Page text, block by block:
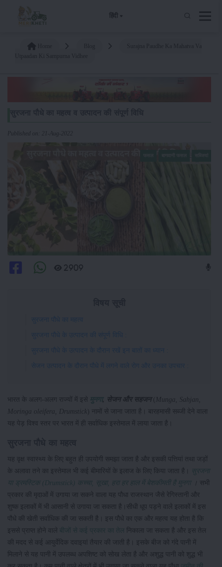
हिंदी
Published on: 21-Aug-2022
2909
सुरजना पौधे का महत्व
सुरजना पौधे के उत्पादन की संपूर्ण विधि :
सुरजना पौधे के उत्पादन के दौरान रखें इन बातों का ध्यान :
सेजन उत्पादन के दौरान पौधे में लगने वाले रोग और उनका उपचार :
भारत के अलग-अलग राज्यों में इसे मुनगा, सेजन और सहजन( Munga, Sahjan,
Moringa oleifera, Drumstick ) नामों से जाना जाता है। बारहमासी सब्जी देने वाला
यह पेड़ विश्व स्तर पर भारत में ही सर्वाधिक इस्तेमाल में लाया जाता है।
यह वृक्ष स्वास्थ्य के लिए बहुत ही उपयोगी समझा जाता है और इसकी पत्तियां तथा जड़ों
के अलावा तने का इस्तेमाल भी कई बीमारियों के इलाज के लिए किया जाता है।
सुरजना
या ड्रमस्टिक (Drumstick) कच्चा, सूखा, हरा हर हाल में बेशकीमती है मुनगा ।
सभी
प्रकार की मृदाओं में उगाया जा सकने वाला यह पौधा राजस्थान जैसे रेगिस्तानी और
शुष्क इलाकों में भी आसानी से उगाया जा सकता है।सीधी धूप पड़ने वाले इलाकों में इस
पौधे की खेती सर्वाधिक की जा सकती है। इस पौधे का एक और महत्व यह होता है कि
इससे प्राप्त होने वाले
बीजों से कई प्रकार का तेल निकाला जा सकता है और इस तेल
की मदद से कई आयुर्वेदिक दवाइयां तैयार की जाती है। इसके बीज को गंदे पानी में
मिलाने से यह पानी में उपलब्ध अपशिष्ट को सोख लेता है और अशुद्ध पानी को शुद्ध भी